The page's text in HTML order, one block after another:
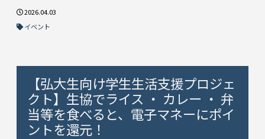
2026.04.03
イベント
【弘大生向け学生生活支援プロジェ
クト】生協でライス ・ カレー ・ 弁
当等を食べると、電子マネーにポイ
ントを還元！